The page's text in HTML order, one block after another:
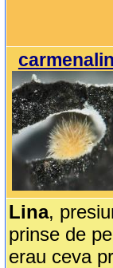
Lina,
prinse de
erau ceva